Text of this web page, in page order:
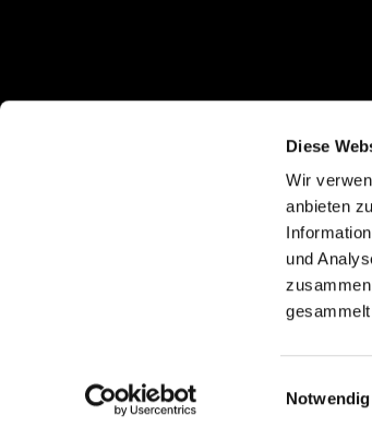
Diese
Wir
anbieten
und
Notwendig
Erftstadt, NRW 50374